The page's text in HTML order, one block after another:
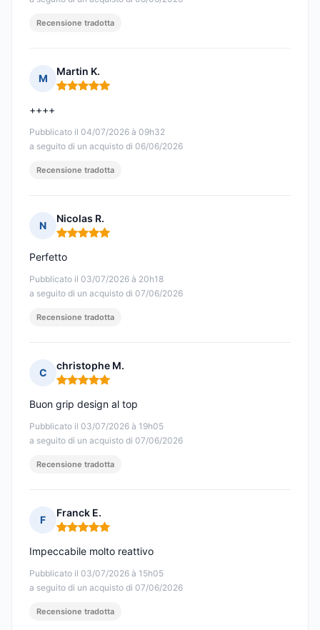
Recensione tradotta
M
Martin K.
Nota: 5 su 5
Pubblicato il 04/07/2026 à 09h32
a seguito di un acquisto di 06/06/2026
++++
Recensione tradotta
N
Nicolas R.
Nota: 5 su 5
Pubblicato il 03/07/2026 à 20h18
a seguito di un acquisto di 07/06/2026
Perfetto
Recensione tradotta
C
christophe M.
Nota: 5 su 5
Pubblicato il 03/07/2026 à 19h05
a seguito di un acquisto di 07/06/2026
Buon grip design al top
Recensione tradotta
F
Franck E.
Nota: 5 su 5
Pubblicato il 03/07/2026 à 15h05
a seguito di un acquisto di 07/06/2026
Impeccabile molto reattivo
Recensione tradotta